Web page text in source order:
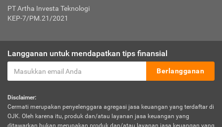
PT Artha Investa Teknologi
KEP-7/PM.21/2021
Langganan untuk mendapatkan tips finansial
Berlangganan
Disclaimer:
Cermati merupakan penyelenggara agregasi jasa keuangan yang terdaftar di
OJK. Oleh karena itu, produk dan/atau layanan jasa keuangan yang
ditawarkan bukan merupakan produk dan/atau layanan jasa keuangan yang